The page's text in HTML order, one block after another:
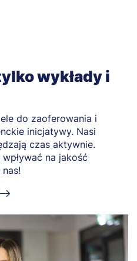
wykłady i
do zaoferowania i
inicjatywy. Nasi
czas aktywnie.
na jakość